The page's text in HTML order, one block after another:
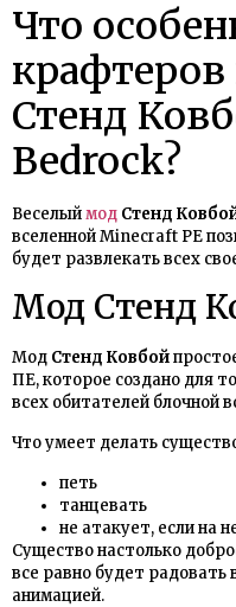
Что
Стенд
Bedrock?
Веселыймод Стенд
вселенной Minecraft PE
будет развлекать всех
Мод Стенд
Мод Стенд Ковбой
ПЕ, которое создано для
всех обитателей блочной
Что умеет делать
петь
танцевать
не атакует, если на
Существо настолько
все равно будет радовать
анимацией.